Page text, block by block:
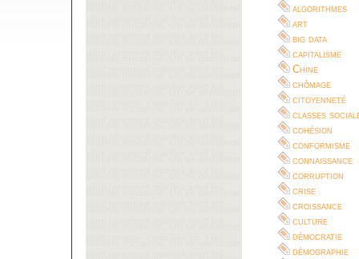
algorithmes
art
big data
capitalisme
Chine
chômage
citoyenneté
classes
cohésion
conformisme
connaissance
corruption
crise
croissance
culture
démocratie
démographie